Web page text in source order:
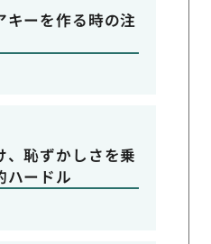
キーを作る時の注
、恥ずかしさを乗
ハードル